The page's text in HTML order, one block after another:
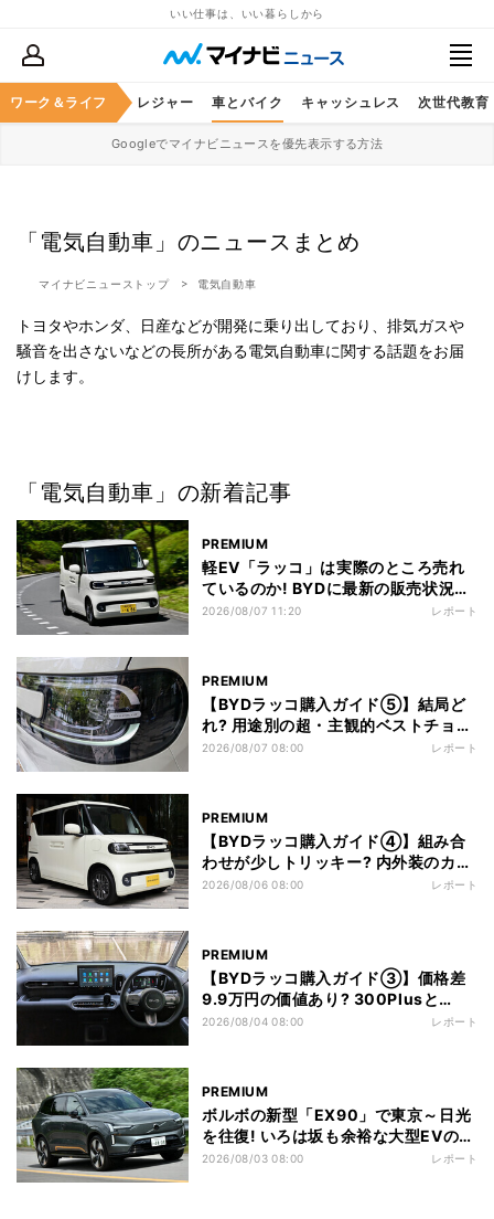
いい仕事は、いい暮らしから
ワーク＆ライフ
スケア グルメ レジャー 車とバイク キャッシュレス 次世代教育
Googleでマイナビニュースを優先表示する方法
「電気自動車」のニュースまとめ
マイナビニューストップ 電気自動車
トヨタやホンダ、日産などが開発に乗り出しており、排気ガスや
騒音を出さないなどの長所がある電気自動車に関する話題をお届
けします。
「電気自動車」の新着記事
PREMIUM
軽EV「ラッコ」は実際のところ売れ
ているのか! BYDに最新の販売状況を
聞く
2026/08/07 11:20 レポート
PREMIUM
【BYDラッコ購入ガイド⑤】結局ど
れ? 用途別の超・主観的ベストチョイ
ス
2026/08/07 08:00 レポート
PREMIUM
【BYDラッコ購入ガイド④】組み合
わせが少しトリッキー? 内外装のカラ
ー重視で選ぶなら
2026/08/06 08:00 レポート
PREMIUM
【BYDラッコ購入ガイド③】価格差
9.9万円の価値あり? 300Plusと
300Premiumを徹底比較
2026/08/04 08:00 レポート
PREMIUM
ボルボの新型「EX90」で東京～日光
を往復! いろは坂も余裕な大型EVの実
力とは
2026/08/03 08:00 レポート